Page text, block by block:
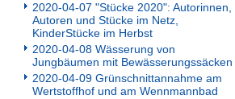
2020-04-07 "Stücke 2020": Autorinnen,
Autoren und Stücke im Netz,
KinderStücke im Herbst
2020-04-08 Wässerung von
Jungbäumen mit Bewässerungssäcken
2020-04-09 Grünschnittannahme am
Wertstoffhof und am Wennmannbad